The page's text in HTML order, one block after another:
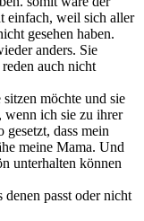
einfach, weil sich aller
gesehen haben.
anders. Sie
auch nicht
möchte und sie
wenn ich sie zu ihrer
gesetzt, dass mein
meine Mama. Und
unterhalten können
passt oder nicht